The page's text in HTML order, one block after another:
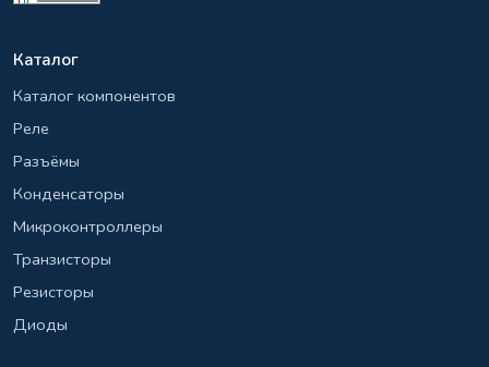
Каталог
Каталог компонентов
Реле
Разъёмы
Конденсаторы
Микроконтроллеры
Транзисторы
Резисторы
Диоды